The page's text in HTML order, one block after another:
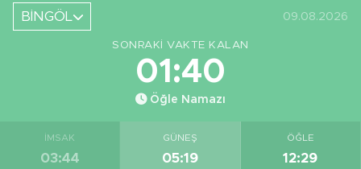
Ediyor
BİNGÖL 09.08.2026
SONRAKI VAKTE KALAN
01:39
Öğle Namazı
İMSAK
03:44
GÜNEŞ
05:19
ÖĞLE
12:29